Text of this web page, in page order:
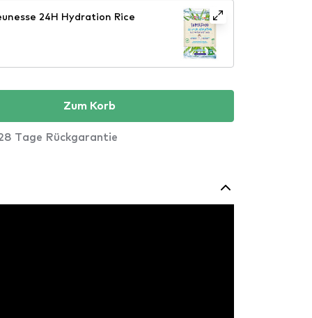
24H Hydration Rice
Zum Korb
Tage Rückgarantie